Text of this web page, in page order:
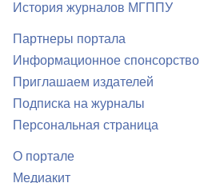
История журналов МГППУ
Партнеры портала
Информационное спонсорство
Приглашаем издателей
Подписка на журналы
Персональная страница
О портале
Медиакит